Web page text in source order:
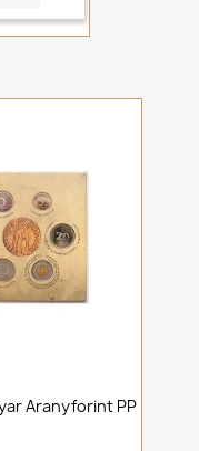
Aranyforint PP